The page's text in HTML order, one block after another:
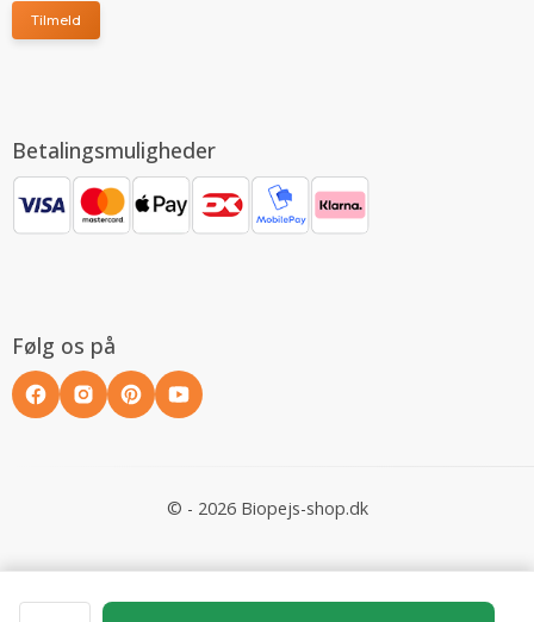
Tilmeld
Betalingsmuligheder
Følg os på
© - 2026 Biopejs-shop.dk